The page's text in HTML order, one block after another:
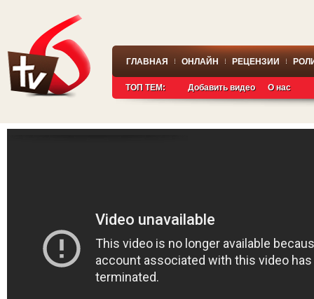
ГЛАВНАЯ ОНЛАЙН РЕЦЕНЗИИ
ТОП ТЕМ: Добавить видео О нас